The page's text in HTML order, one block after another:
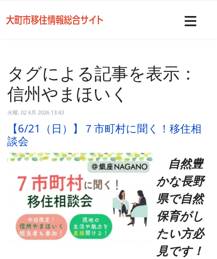
タグによる記事を表示：
信州やまほいく
火曜, 02 6月 2026 13:43
【6/21（日）】７市町村に聞く！移住相
談会
自然豊
かな長野
県で自然
保育がし
たい方必
見です！